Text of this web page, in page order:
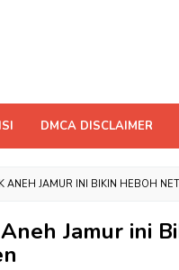
DMCA DISCLAIMER
ANEH JAMUR INI BIKIN HEBOH
Jamur ini